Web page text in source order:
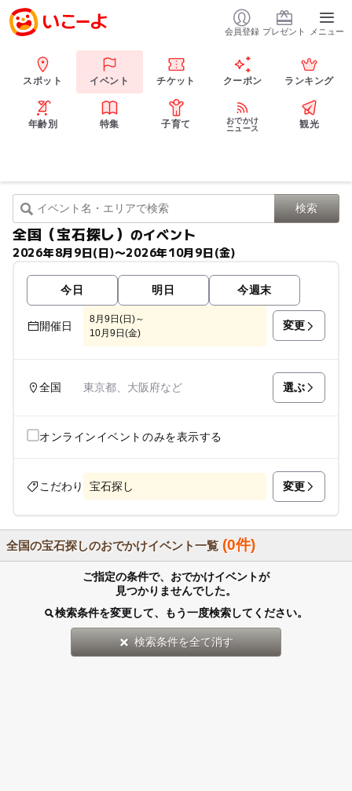
会員登録 プレゼント メニュー
スポット イベント チケット クーポン ランキング
年齢別 特集 子育て
おでかけ
ニュース
観光
全国（宝石探し） のイベント
2026年8月9日(日)〜2026年10月9日(金)
今日 明日 今週末
開催日
8月9日(日)～
10月9日(金)
変更
全国 東京都、大阪府など 選ぶ
オンラインイベントのみを表示する
こだわり 宝石探し 変更
全国の宝石探しのおでかけイベント一覧 (0件)
ご指定の条件で、おでかけイベントが
見つかりませんでした。
検索条件を変更して、もう一度検索してください。
検索条件を全て消す